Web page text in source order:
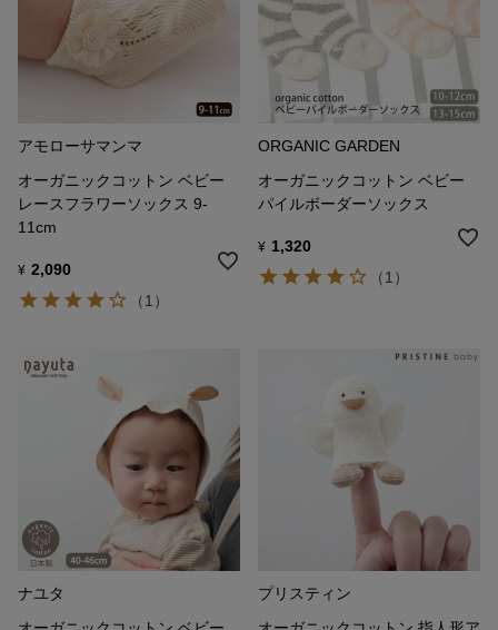
アモローサマンマ
オーガニックコットン ベビー
レースフラワーソックス 9-
11cm
¥ 2,090
（1）
ORGANIC GARDEN
オーガニックコットン ベビー
パイルボーダーソックス
¥ 1,320
（1）
ナユタ
プリスティン